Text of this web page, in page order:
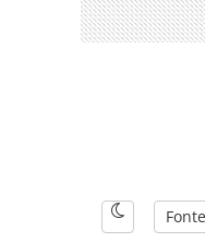
Fonte